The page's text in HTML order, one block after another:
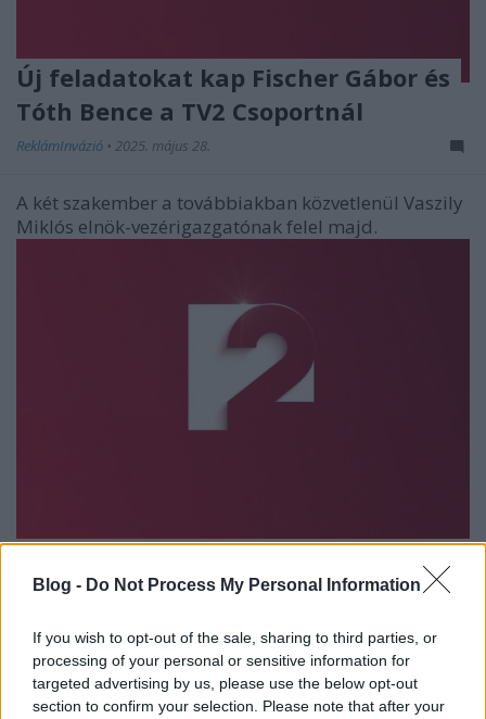
Blog - Do Not Process My Personal Information
If you wish to opt-out of the sale, sharing to third parties, or
processing of your personal or sensitive information for
targeted advertising by us, please use the below opt-out
section to confirm your selection. Please note that after your
Új feladatokat kap Fischer Gábor és
Tóth Bence a TV2 Csoportnál
ReklámInvázió • 2025. május 28.
A két szakember a továbbiakban közvetlenül Vaszily
Miklós elnök-vezérigazgatónak felel majd.